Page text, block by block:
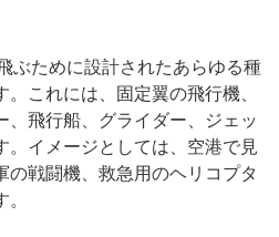
ぶために設計されたあらゆる種
これには、固定翼の飛行機、
、飛行船、グライダー、ジェッ
。イメージとしては、空港で見
の戦闘機、救急用のヘリコプタ